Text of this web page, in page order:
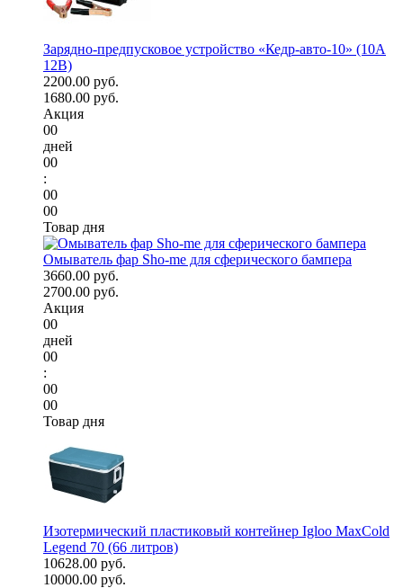
Зарядно-предпусковое устройство «Кедр-авто-10» (10A
12В)
2200.00 руб.
1680.00 руб.
Акция
00
дней
00
:
00
00
Товар дня
Омыватель фар Sho-me для сферического бампера
3660.00 руб.
2700.00 руб.
Акция
00
дней
00
:
00
00
Товар дня
Изотермический пластиковый контейнер Igloo MaxCold
Legend 70 (66 литров)
10628.00 руб.
10000.00 руб.